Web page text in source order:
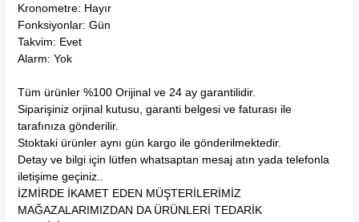
Kronometre: Hayır
Fonksiyonlar: Gün
Takvim: Evet
Alarm: Yok
Tüm ürünler %100 Orijinal ve 24 ay garantilidir.
Siparişiniz orjinal kutusu, garanti belgesi ve faturası ile
tarafınıza gönderilir.
Stoktaki ürünler aynı gün kargo ile gönderilmektedir.
Detay ve bilgi için lütfen whatsaptan mesaj atın yada telefonla
iletişime geçiniz..
İZMİRDE İKAMET EDEN MÜŞTERİLERİMİZ
MAĞAZALARIMIZDAN DA ÜRÜNLERİ TEDARİK